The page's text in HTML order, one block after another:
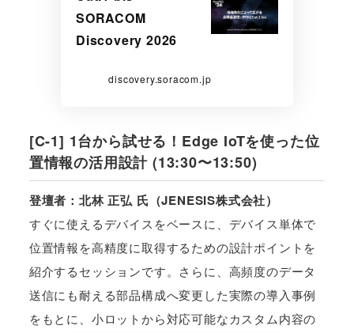
SORACOM
Discovery 2026
discovery.soracom.jp
[C-1] 1台から試せる！Edge IoTを使った位
置情報の活用設計 (13:30〜13:50)
登壇者：北林 正弘 氏（JENESIS株式会社）
すぐに使えるデバイスをベースに、デバイス単体で
位置情報を高精度に取得するための設計ポイントを
紹介するセッションです。さらに、高頻度のデータ
送信にも耐える部品構成へ変更した実際の導入事例
をもとに、小ロットから対応可能なカスタム内容の